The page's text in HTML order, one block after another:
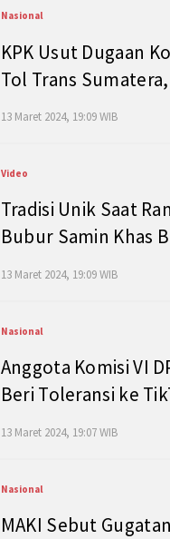
Nasional
KPK Usut Dugaan
Tol Trans
13 Maret 2024, 19:09 WIB
Video
Tradisi Unik Saat
Bubur Samin Khas
13 Maret 2024, 19:09 WIB
Nasional
Anggota Komisi VI
Beri Toleransi ke
13 Maret 2024, 19:07 WIB
Nasional
MAKI Sebut